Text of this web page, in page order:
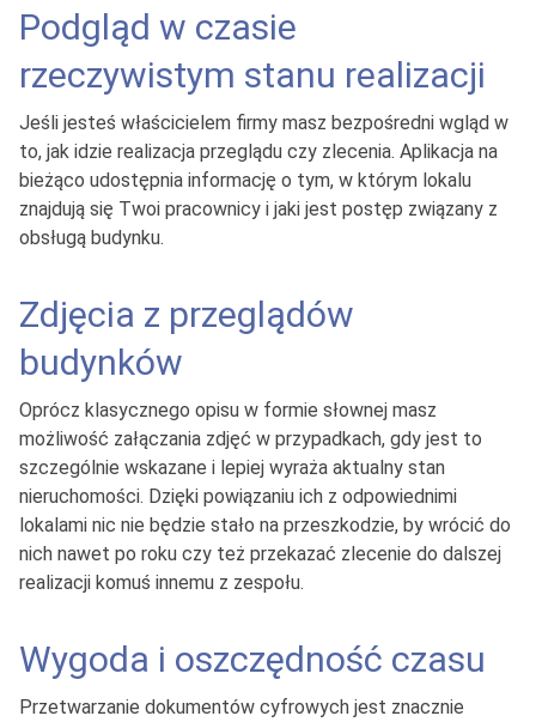
Podgląd w czasie
rzeczywistym stanu realizacji
Jeśli jesteś właścicielem firmy masz bezpośredni wgląd w
to, jak idzie realizacja przeglądu czy zlecenia. Aplikacja na
bieżąco udostępnia informację o tym, w którym lokalu
znajdują się Twoi pracownicy i jaki jest postęp związany z
obsługą budynku.
Zdjęcia z przeglądów
budynków
Oprócz klasycznego opisu w formie słownej masz
możliwość załączania zdjęć w przypadkach, gdy jest to
szczególnie wskazane i lepiej wyraża aktualny stan
nieruchomości. Dzięki powiązaniu ich z odpowiednimi
lokalami nic nie będzie stało na przeszkodzie, by wrócić do
nich nawet po roku czy też przekazać zlecenie do dalszej
realizacji komuś innemu z zespołu.
Wygoda i oszczędność czasu
Przetwarzanie dokumentów cyfrowych jest znacznie